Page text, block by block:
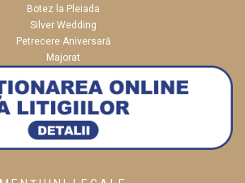
Botez la Pleiada
Silver Wedding
Petrecere Aniversară
Majorat